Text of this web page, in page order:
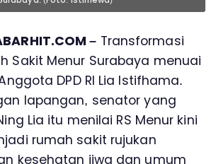
– Transformasi
Sakit Menur Surabaya menuai
DPD RI Lia Istifhama.
lapangan, senator yang
Lia itu menilai RS Menur kini
rumah sakit rujukan
kesehatan jiwa dan umum